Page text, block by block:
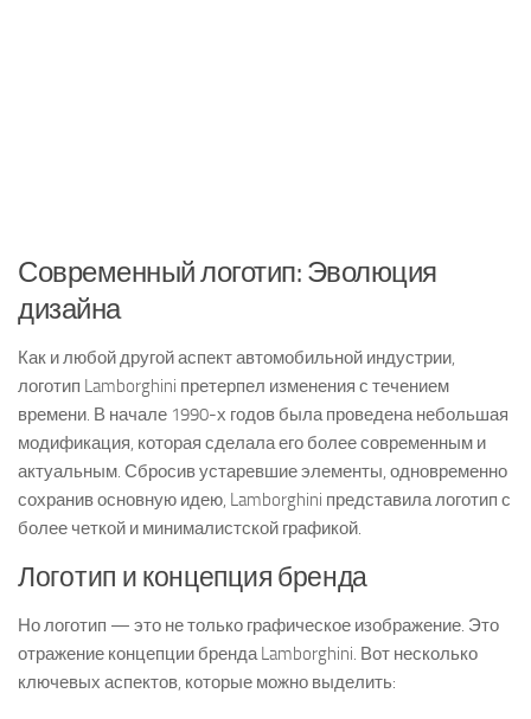
Современный логотип: Эволюция
дизайна
Как и любой другой аспект автомобильной индустрии,
логотип Lamborghini претерпел изменения с течением
времени. В начале 1990-х годов была проведена небольшая
модификация, которая сделала его более современным и
актуальным. Сбросив устаревшие элементы, одновременно
сохранив основную идею, Lamborghini представила логотип с
более четкой и минималистской графикой.
Логотип и концепция бренда
Но логотип — это не только графическое изображение. Это
отражение концепции бренда Lamborghini. Вот несколько
ключевых аспектов, которые можно выделить: